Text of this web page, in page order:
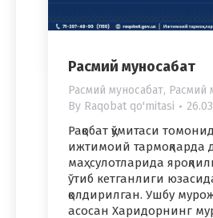
Расмий муносабат
Расмий муносабат, Расмий
By Raqobat qo'mitasi
Рақобат қўмитаси
ижтимоий тармоқларда
маҳсулотларида
ўтиб кетганлиги
қолдирилган. Ушбу
асосан Харидорнинг